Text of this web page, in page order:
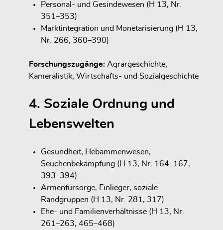
Personal- und Gesindewesen (H 13, Nr.
351–353)
Marktintegration und Monetarisierung (H 13,
Nr. 266, 360–390)
Forschungszugänge: Agrargeschichte,
Kameralistik, Wirtschafts- und Sozialgeschichte
4. Soziale Ordnung und
Lebenswelten
Gesundheit, Hebammenwesen,
Seuchenbekämpfung (H 13, Nr. 164–167,
393–394)
Armenfürsorge, Einlieger, soziale
Randgruppen (H 13, Nr. 281, 317)
Ehe- und Familienverhältnisse (H 13, Nr.
261–263, 465–468)